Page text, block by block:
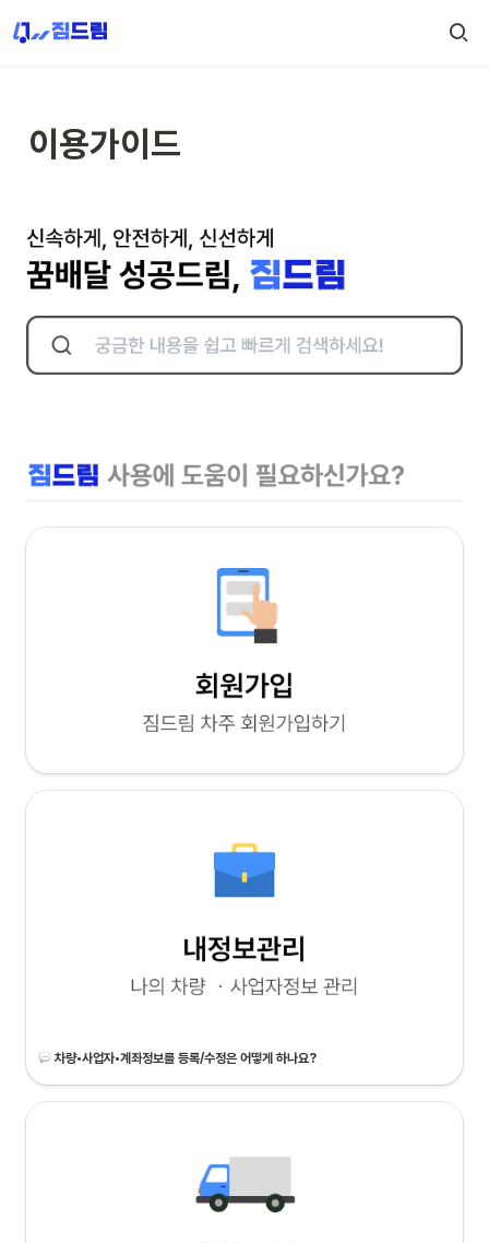
이용가이드
차량•사업자•계좌정보를 등록/수정은 어떻게 하나요?